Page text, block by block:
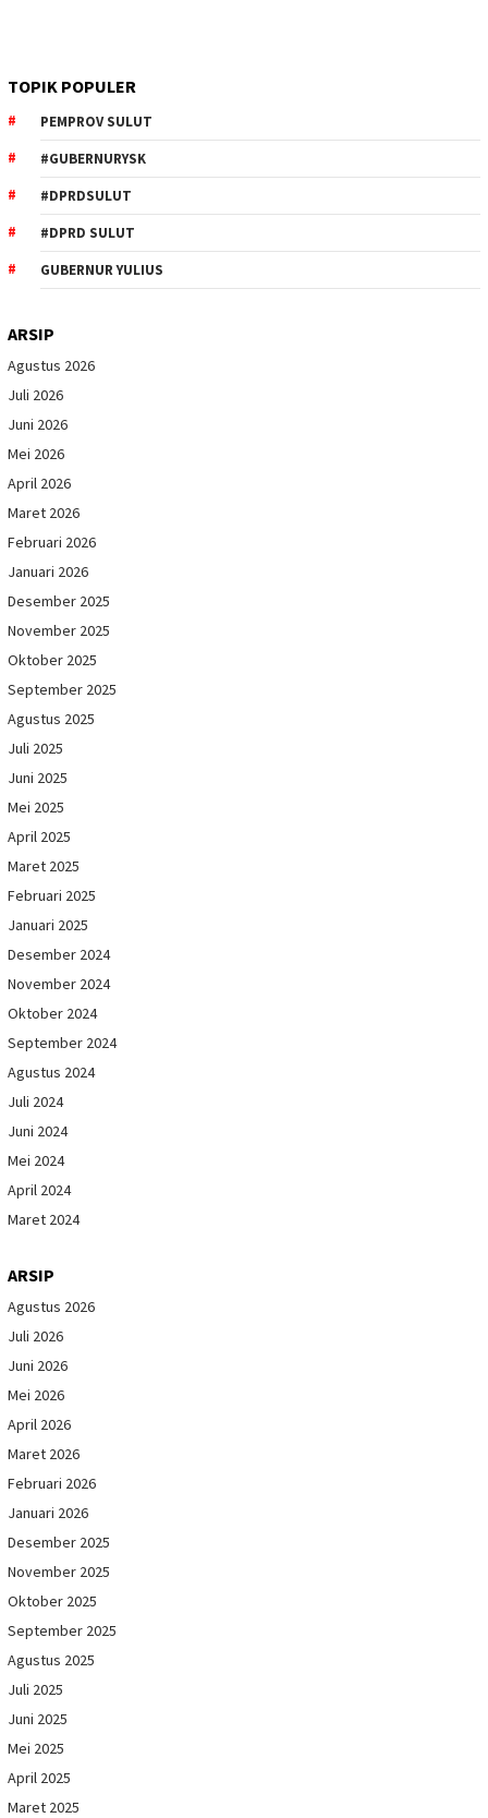
TOPIK POPULER
PEMPROV SULUT
#GUBERNURYSK
#DPRDSULUT
#DPRD SULUT
GUBERNUR YULIUS
ARSIP
Agustus 2026
Juli 2026
Juni 2026
Mei 2026
April 2026
Maret 2026
Februari 2026
Januari 2026
Desember 2025
November 2025
Oktober 2025
September 2025
Agustus 2025
Juli 2025
Juni 2025
Mei 2025
April 2025
Maret 2025
Februari 2025
Januari 2025
Desember 2024
November 2024
Oktober 2024
September 2024
Agustus 2024
Juli 2024
Juni 2024
Mei 2024
April 2024
Maret 2024
ARSIP
Agustus 2026
Juli 2026
Juni 2026
Mei 2026
April 2026
Maret 2026
Februari 2026
Januari 2026
Desember 2025
November 2025
Oktober 2025
September 2025
Agustus 2025
Juli 2025
Juni 2025
Mei 2025
April 2025
Maret 2025